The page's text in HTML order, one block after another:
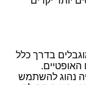
בדרך כלל
האופטיים.
נהוג להשתמש